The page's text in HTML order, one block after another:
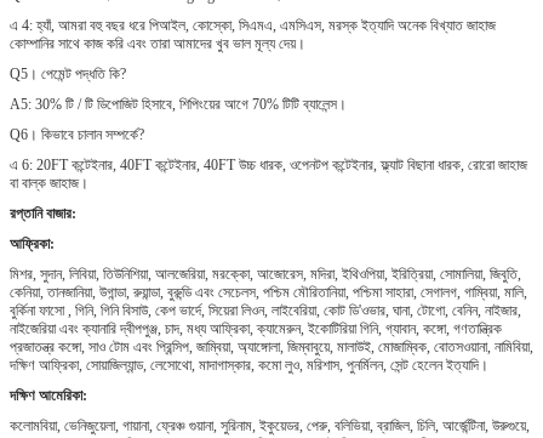
এ 4: হ্যাঁ, আমরা বহু বছর ধরে পিআইল, কোস্কো, সিএমএ, এমসিএস, মরস্ক ইত্যাদি অনেক বিখ্যাত জাহাজ
কোম্পানির সাথে কাজ করি এবং তারা আমাদের খুব ভাল মূল্য দেয়।
Q5। পেমেন্ট পদ্ধতি কি?
A5: 30% টি / টি ডিপোজিট হিসাবে, শিপিংয়ের আগে 70% টিটি ব্যালেন্স।
Q6। কিভাবে চালান সম্পর্কে?
এ 6: 20FT কন্টেইনার, 40FT কন্টেইনার, 40FT উচ্চ ধারক, ওপেনটপ কন্টেইনার, ফ্ল্যাট বিছানা ধারক, রোরো জাহাজ
বা বাল্ক জাহাজ।
রপ্তানি বাজার:
আফ্রিকা:
মিশর, সুদান, লিবিয়া, তিউনিশিয়া, আলজেরিয়া, মরক্কো, আজোরেস, মদিরা, ইথিওপিয়া, ইরিত্রিয়া, সোমালিয়া, জিবুতি,
কেনিয়া, তানজানিয়া, উগান্ডা, রুয়ান্ডা, বুরুন্ডি এবং সেচেলস, পশ্চিম মৌরিতানিয়া, পশ্চিমা সাহারা, সেগালগ, গাম্বিয়া, মালি,
বুর্কিনা ফাসো , গিনি, গিনি বিসাউ, কেপ ভার্দে, সিয়েরা লিওন, লাইবেরিয়া, কোট ডি'ওভার, ঘানা, টোগো, বেনিন, নাইজার,
নাইজেরিয়া এবং ক্যানারি দ্বীপপুঞ্জ, চাদ, মধ্য আফ্রিকা, ক্যামেরুন, ইকোটিরিয়া গিনি, গ্যাবান, কঙ্গো, গণতান্ত্রিক
প্রজাতন্ত্র কঙ্গো, সাও টোম এবং প্রিন্সিপ, জাম্বিয়া, অ্যাঙ্গোলা, জিম্বাবুয়ে, মালাউই, মোজাম্বিক, বোতসওয়ানা, নামিবিয়া,
দক্ষিণ আফ্রিকা, সোয়াজিল্যান্ড, লেসোথো, মাদাগাস্কার, কমো লুও, মরিশাস, পুনর্মিলন, সেন্ট হেলেন ইত্যাদি।
দক্ষিণ আমেরিকা:
কলোমবিয়া, ভেনিজুয়েলা, গায়ানা, ফ্রেঞ্চ গুয়ানা, সুরিনাম, ইকুয়েডর, পেরু, বলিভিয়া, ব্রাজিল, চিলি, আর্জেন্টিনা, উরুগুয়ে,